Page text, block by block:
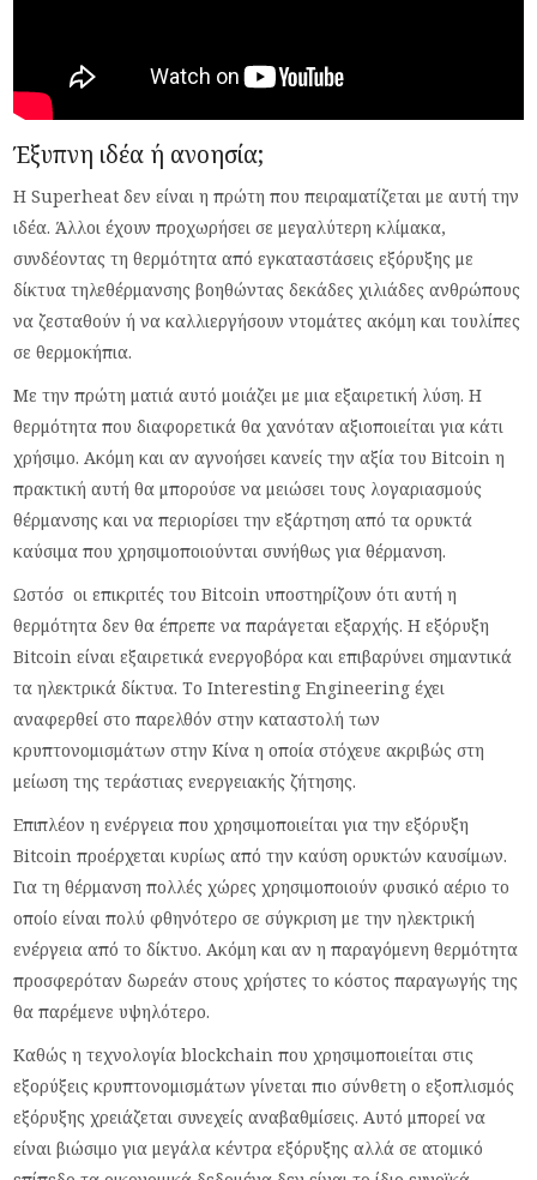
Έξυπνη ιδέα ή ανοησία;
Η Superheat δεν είναι η πρώτη που πειραματίζεται με αυτή την
ιδέα. Άλλοι έχουν προχωρήσει σε μεγαλύτερη κλίμακα,
συνδέοντας τη θερμότητα από εγκαταστάσεις εξόρυξης με
δίκτυα τηλεθέρμανσης βοηθώντας δεκάδες χιλιάδες ανθρώπους
να ζεσταθούν ή να καλλιεργήσουν ντομάτες ακόμη και τουλίπες
σε θερμοκήπια.
Με την πρώτη ματιά αυτό μοιάζει με μια εξαιρετική λύση. Η
θερμότητα που διαφορετικά θα χανόταν αξιοποιείται για κάτι
χρήσιμο. Ακόμη και αν αγνοήσει κανείς την αξία του Bitcoin η
πρακτική αυτή θα μπορούσε να μειώσει τους λογαριασμούς
θέρμανσης και να περιορίσει την εξάρτηση από τα ορυκτά
καύσιμα που χρησιμοποιούνται συνήθως για θέρμανση.
Ωστόσ οι επικριτές του Bitcoin υποστηρίζουν ότι αυτή η
θερμότητα δεν θα έπρεπε να παράγεται εξαρχής. Η εξόρυξη
Bitcoin είναι εξαιρετικά ενεργοβόρα και επιβαρύνει σημαντικά
τα ηλεκτρικά δίκτυα. Το Interesting Engineering έχει
αναφερθεί στο παρελθόν στην καταστολή των
κρυπτονομισμάτων στην Κίνα η οποία στόχευε ακριβώς στη
μείωση της τεράστιας ενεργειακής ζήτησης.
Επιπλέον η ενέργεια που χρησιμοποιείται για την εξόρυξη
Bitcoin προέρχεται κυρίως από την καύση ορυκτών καυσίμων.
Για τη θέρμανση πολλές χώρες χρησιμοποιούν φυσικό αέριο το
οποίο είναι πολύ φθηνότερο σε σύγκριση με την ηλεκτρική
ενέργεια από το δίκτυο. Ακόμη και αν η παραγόμενη θερμότητα
προσφερόταν δωρεάν στους χρήστες το κόστος παραγωγής της
θα παρέμενε υψηλότερο.
Καθώς η τεχνολογία blockchain που χρησιμοποιείται στις
εξορύξεις κρυπτονομισμάτων γίνεται πιο σύνθετη ο εξοπλισμός
εξόρυξης χρειάζεται συνεχείς αναβαθμίσεις. Αυτό μπορεί να
είναι βιώσιμο για μεγάλα κέντρα εξόρυξης αλλά σε ατομικό